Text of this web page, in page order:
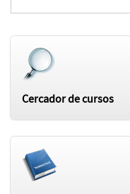
Cercador de cursos